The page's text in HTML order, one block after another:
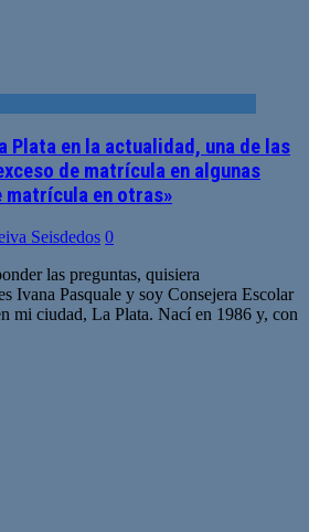
Plata en la actualidad, una de las
de matrícula en algunas
matrícula en otras»
Seisdedos 0
las preguntas, quisiera
Ivana Pasquale y soy Consejera Escolar
mi ciudad, La Plata. Nací en 1986 y, con